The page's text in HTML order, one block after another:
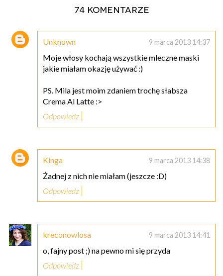
74 komentarze
Unknown 9 marca 2013 14:37
Moje włosy kochają wszystkie mleczne maski
jakie miałam okazję używać :)
PS. Mila jest moim zdaniem trochę słabsza
Crema Al Latte :>
Odpowiedz
Kinga 9 marca 2013 14:38
Żadnej z nich nie miałam (jeszcze :D)
Odpowiedz
kreconowlosa 9 marca 2013 14:41
o, fajny post ;) na pewno mi się przyda
Odpowiedz